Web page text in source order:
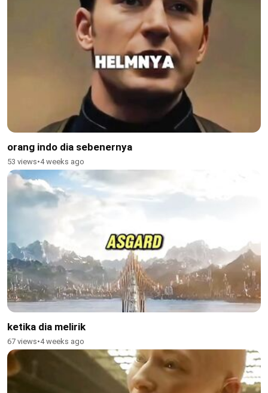
orang indo dia sebenernya
53 views•4 weeks ago
ketika dia melirik
67 views•4 weeks ago